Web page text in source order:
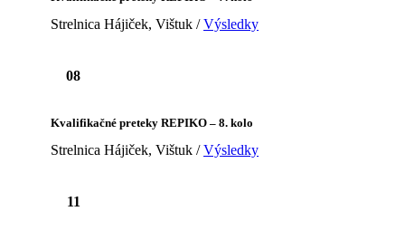
Strelnica Hájiček, Vištuk /Výsledky
08
Kvalifikačné preteky REPIKO – 8. kolo
Strelnica Hájiček, Vištuk /Výsledky
11